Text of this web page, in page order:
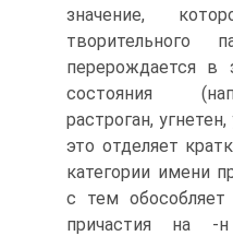
значение,
творительного
перерождается в
состояния
растроган,
это отделяет
категории имени
с тем обособляет
причастия на